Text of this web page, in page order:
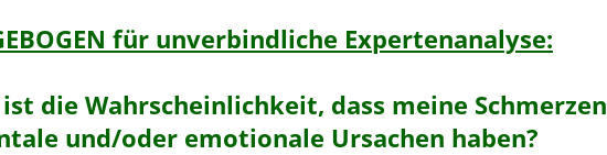
für unverbindliche Expertenanalyse:
die Wahrscheinlichkeit, dass meine Schmerzen
und/oder emotionale Ursachen haben?